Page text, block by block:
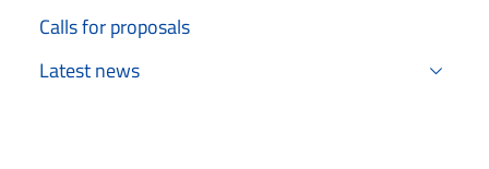
Calls for proposals
Latest news